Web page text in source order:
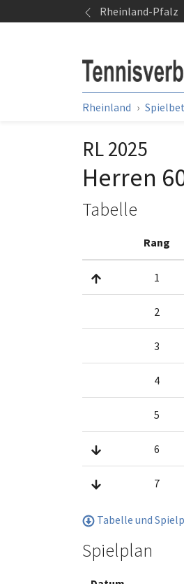
Springe zum SeiteninhaltRheinland-Pfalz
Sie sind hier:
Rheinland
RL 2025
Herren
Tabelle
Rang
1
2
3
4
5
6
7
Tabelle und
Spielplan